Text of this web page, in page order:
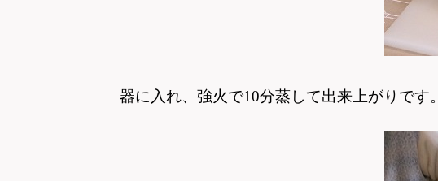
器に入れ、強火で10分蒸して出来上がりです。